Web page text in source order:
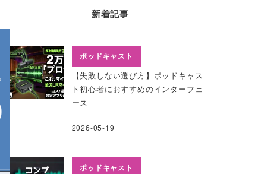
新着記事
ポッドキャスト
【失敗しない選び方】ポッドキャス
ト初心者におすすめのインターフェ
ース
2026-05-19
ポッドキャスト